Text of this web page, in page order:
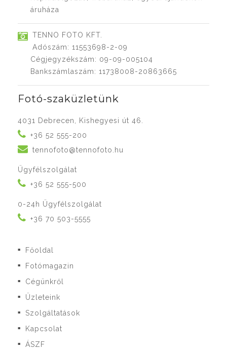
áruháza
TENNO FOTO KFT.
Adószám: 11553698-2-09
Cégjegyzékszám: 09-09-005104
Bankszámlaszám: 11738008-20863665
Fotó-szaküzletünk
4031 Debrecen, Kishegyesi út 46.
+36 52 555-200
tennofoto@tennofoto.hu
Ügyfélszolgálat
+36 52 555-500
0-24h Ügyfélszolgálat
+36 70 503-5555
■ Főoldal
■ Fotómagazin
■ Cégünkről
■ Üzleteink
■ Szolgáltatások
■ Kapcsolat
■ ÁSZF